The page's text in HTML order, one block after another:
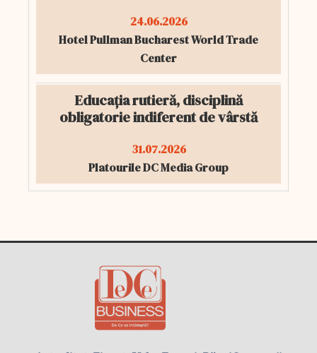
24.06.2026
Hotel Pullman Bucharest World Trade
Center
Educația rutieră, disciplină
obligatorie indiferent de vârstă
31.07.2026
Platourile DC Media Group